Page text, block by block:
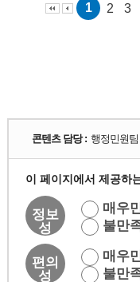
1 2 3
콘텐츠 담당 : 행정민원
이 페이지에서 제공하
정보
성
매우
불만
편의
성
매우
불만